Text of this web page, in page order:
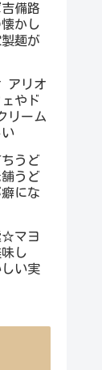
備路
かし
麺が
アリオ
やド
リーム
うど
うど
にな
☆マヨ
し
い実